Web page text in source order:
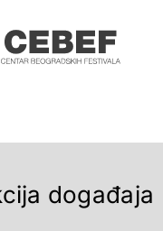
događaja